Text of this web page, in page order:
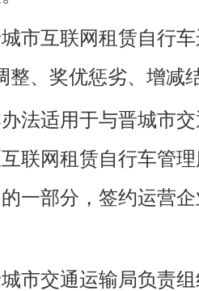
市互联网租赁自行
整、奖优惩劣、增减
法适用于与晋城市
联网租赁自行车管
一部分，签约运营
市交通运输局负责